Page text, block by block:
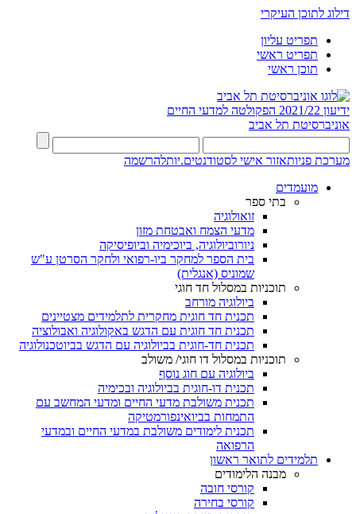
דילוג לתוכן העיקרי
תפריט עליון
תפריט ראשי
תוכן ראשי
ידיעון 2021/22
הפקולטה למדעי החיים
אוניברסיטת תל אביב
מערכת פניותאזור אישי לסטודנטים.יותלהרשמה
מועמדים
בתי ספר
זואולוגיה
מדעי הצמח ואבטחת מזון
ניורוביולוגיה, ביוכימיה וביופיסיקה
בית הספר למחקר ביו-רפואי ולחקר הסרטן ע"ש
שמוניס (אנגלית)
תוכניות במסלול חד חוגי
ביולוגיה מורחב
תכנית חד חוגית מחקרית לתלמידים מצטיינים
תכנית חד חוגית עם הדגש באקולוגיה ואבולוציה
תכנית חד-חוגית בביולוגיה עם הדגש בביוטכנולוגיה
תוכניות במסלול דו חוגי/ משולב
ביולוגיה עם חוג נוסף
תכנית דו-חוגית בביולוגיה ובכימיה
תכנית משולבת מדעי החיים ומדעי המחשב עם
התמחות בביואינפורמטיקה
תכנית לימודים משולבת במדעי החיים ובמדעי
הרפואה
תלמידים לתואר ראשון
מבנה הלימודים
קורסי חובה
קורסי בחירה